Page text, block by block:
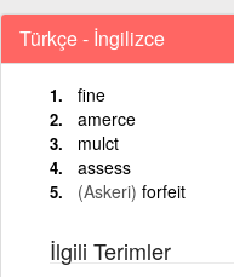
Türkçe - İngilizce
fine
amerce
mulct
assess
(Askeri) forfeit
İlgili Terimler